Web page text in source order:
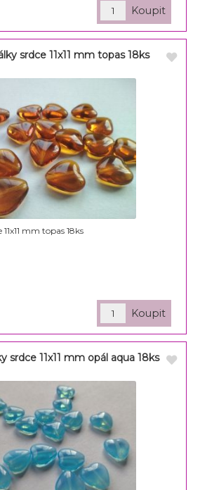
srdce 11x11 mm topas 18ks
mm topas 18ks
srdce 11x11 mm opál aqua 18ks